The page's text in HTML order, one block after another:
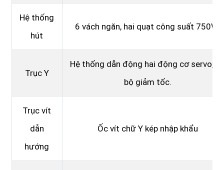
Hệ thống
hút
6 vách ngăn, hai quạt công suất 750W.
Trục Y
Hệ thống dẫn động hai động cơ servo,
bộ giảm tốc.
Trục vít
dẫn
hướng
Ốc vít chữ Y kép nhập khẩu